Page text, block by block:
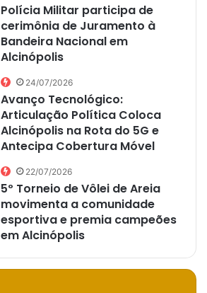
Polícia Militar participa de
cerimônia de Juramento à
Bandeira Nacional em
Alcinópolis
24/07/2026
Avanço Tecnológico:
Articulação Política Coloca
Alcinópolis na Rota do 5G e
Antecipa Cobertura Móvel
22/07/2026
5º Torneio de Vôlei de Areia
movimenta a comunidade
esportiva e premia campeões
em Alcinópolis